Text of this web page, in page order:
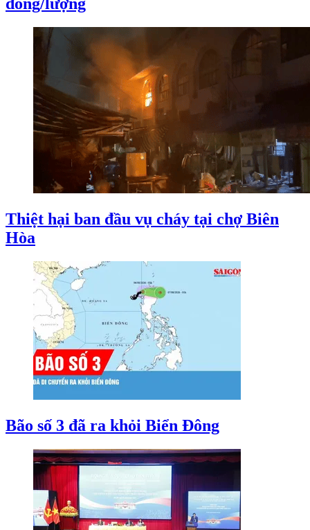
Thiệt hại ban đầu vụ cháy tại chợ Biên
Hòa
Bão số 3 đã ra khỏi Biển Đông